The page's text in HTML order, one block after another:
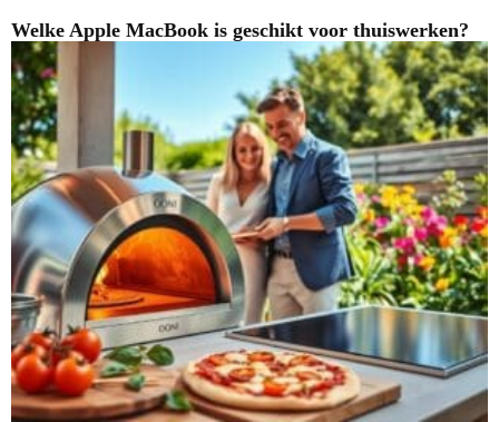
Welke Apple MacBook is geschikt voor thuiswerken?